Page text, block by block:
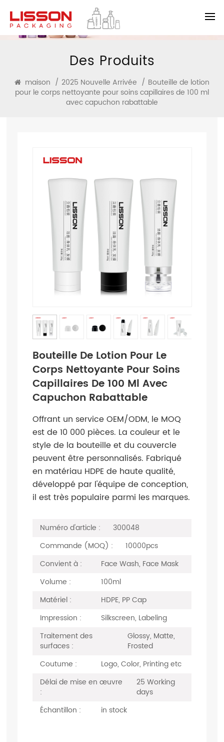
Des Produits
maison / 2025 Nouvelle Arrivée / Bouteille de lotion
pour le corps nettoyante pour soins capillaires de 100 ml
avec capuchon rabattable
Bouteille De Lotion Pour Le
Corps Nettoyante Pour Soins
Capillaires De 100 Ml Avec
Capuchon Rabattable
Offrant un service OEM/ODM, le MOQ
est de 10 000 pièces. La couleur et le
style de la bouteille et du couvercle
peuvent être personnalisés. Fabriqué
en matériau HDPE de haute qualité,
développé par l'équipe de conception,
il est très populaire parmi les marques.
Numéro d'article :
300048
Commande (MOQ) :
10000pcs
Convient à :
Face Wash, Face Mask
Volume :
100ml
Matériel :
HDPE, PP Cap
Impression :
Silkscreen, Labeling
Traitement des
surfaces :
Glossy, Matte,
Frosted
Coutume :
Logo, Color, Printing etc
Délai de mise en œuvre
:
25 Working
days
Échantillon :
in stock